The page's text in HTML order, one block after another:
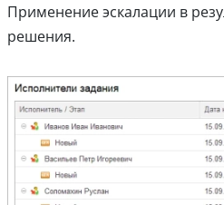
Применение эскалации в
решения.